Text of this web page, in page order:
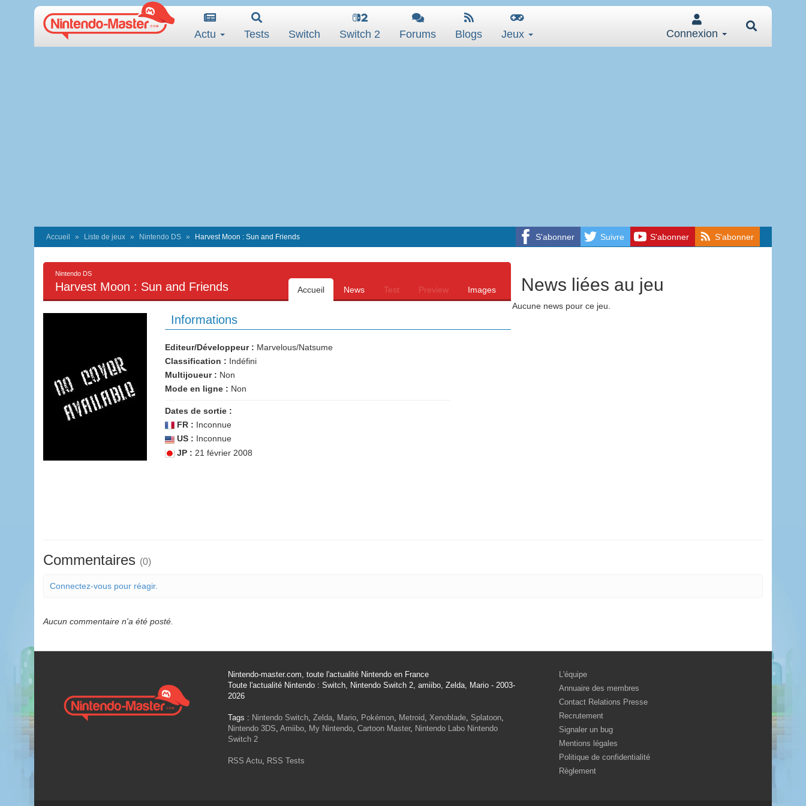
Actu Tests Switch Switch 2 Forums Blogs Jeux Connexion
S'abonner Suivre S'abonner S'abonner
Accueil Liste de jeux Nintendo DS Harvest Moon : Sun and Friends
Nintendo DS
Harvest Moon : Sun and Friends Accueil News Test Preview Images
Informations
Editeur/Développeur : Marvelous/Natsume
Classification : Indéfini
Multijoueur : Non
Mode en ligne : Non
Dates de sortie :
FR : Inconnue
US : Inconnue
JP : 21 février 2008
News liées au jeu
Aucune news pour ce jeu.
Commentaires (0)
Connectez-vous pour réagir.
Aucun commentaire n'a été posté.
Nintendo-master.com, toute l'actualité Nintendo en France
Toute l'actualité Nintendo : Switch, Nintendo Switch 2, amiibo, Zelda, Mario - 2003-
2026
Tags : Nintendo Switch, Zelda, Mario, Pokémon, Metroid Xenoblade, Splatoon,
Nintendo 3DS Amiibo, My Nintendo, Cartoon Master, Nintendo Labo Nintendo
Switch 2
RSS Actu, RSS Tests
L'équipe
Annuaire des membres
Contact Relations Presse
Recrutement
Signaler un bug
Mentions légales
Politique de confidentialité
Règlement